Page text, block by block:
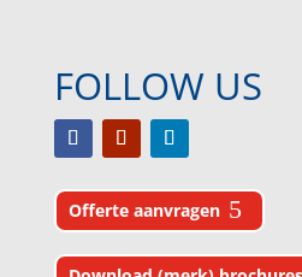
FOLLOW US
Offerte aanvragen